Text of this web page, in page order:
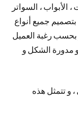
الأبواب ، السواتر
بتصميم جميع أنواع
بحسب رغبة العميل
مدورة الشكل و
و تتمثل هذه